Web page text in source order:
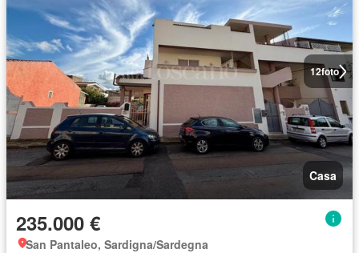
12foto
Casa
235.000 €
San Pantaleo, Sardigna/Sardegna